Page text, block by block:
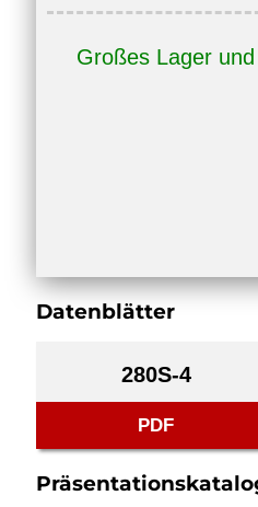
Großes Lager
Datenblätter
280S-4
PDF